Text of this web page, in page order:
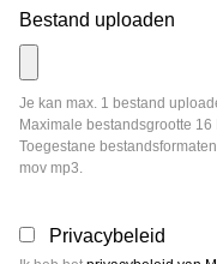
toestemming altijd
icoon op de website.
cookieverklaring kan
terugvinden.
Bestand uploaden
Je kan max. 1 bestand
Maximale bestandsgrootte 16
Toegestane
mov mp3.
Privacybeleid